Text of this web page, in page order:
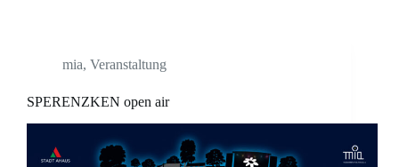
mia, Veranstaltung
SPERENZKEN open air